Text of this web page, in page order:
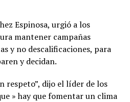
Espinosa, urgió a los
mantener campañas
y no descalificaciones, para
y decidan.
respeto”, dijo el líder de los
» hay que fomentar un clima